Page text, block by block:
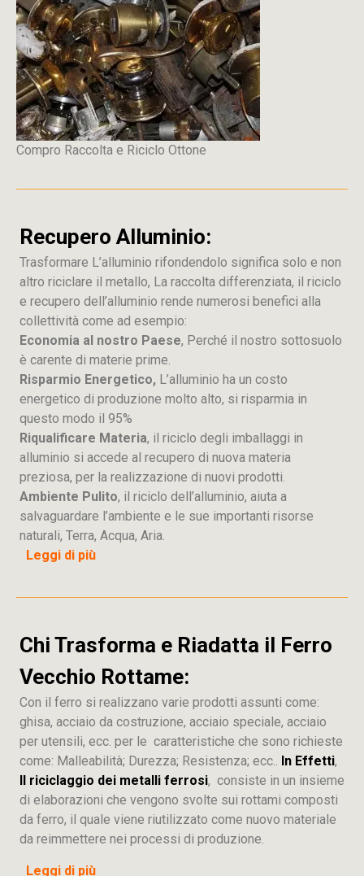
Compro Raccolta e Riciclo Ottone
Recupero Alluminio:
Trasformare L’alluminio rifondendolo significa solo e non
altro riciclare il metallo, La raccolta differenziata, il riciclo
e recupero dell’alluminio rende numerosi benefici alla
collettività come ad esempio:
Economia al nostro Paese, Perché il nostro sottosuolo
è carente di materie prime.
Risparmio Energetico, L’alluminio ha un costo
energetico di produzione molto alto, si risparmia in
questo modo il 95%
Riqualificare Materia, il riciclo degli imballaggi in
alluminio si accede al recupero di nuova materia
preziosa, per la realizzazione di nuovi prodotti.
Ambiente Pulito, il riciclo dell’alluminio, aiuta a
salvaguardare l’ambiente e le sue importanti risorse
naturali, Terra, Acqua, Aria.
Leggi di più
Chi Trasforma e Riadatta il Ferro
Vecchio Rottame:
Con il ferro si realizzano varie prodotti assunti come:
ghisa, acciaio da costruzione, acciaio speciale, acciaio
per utensili, ecc. per le caratteristiche che sono richieste
come: Malleabilità; Durezza; Resistenza; ecc.. In Effetti,
Il riciclaggio dei metalli ferrosi, consiste in un insieme
di elaborazioni che vengono svolte sui rottami composti
da ferro, il quale viene riutilizzato come nuovo materiale
da reimmettere nei processi di produzione.
Leggi di più